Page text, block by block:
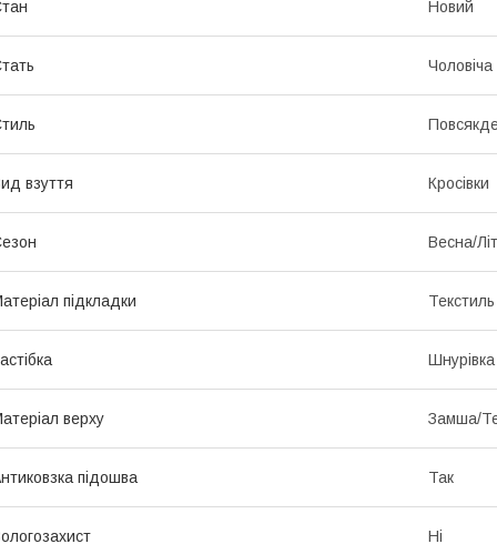
Новий
Чоловіча
взуття Кросівки
Весна/
підкладки Текстиль
Шнурівка
верху Замша/
підошва Так
Ні